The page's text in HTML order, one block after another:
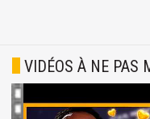
VIDÉOS À NE PAS